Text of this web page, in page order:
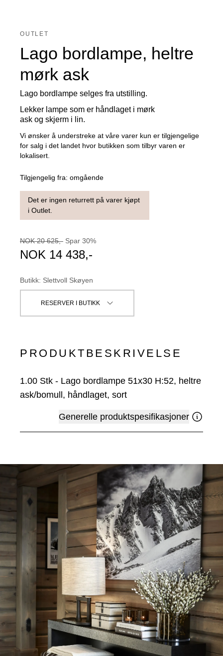
OUTLET
Lago bordlampe, heltre
mørk ask
Lago bordlampe selges fra utstilling.
Lekker lampe som er håndlaget i mørk
ask og skjerm i lin.
Vi ønsker å understreke at våre varer kun er tilgjengelige
for salg i det landet hvor butikken som tilbyr varen er
lokalisert.
Tilgjengelig fra: omgående
Det er ingen returrett på varer kjøpt
i Outlet.
NOK 20 625,- Spar 30%
NOK 14 438,-
Butikk: Slettvoll Skøyen
RESERVER I BUTIKK
PRODUKTBESKRIVELSE
1.00 Stk - Lago bordlampe 51x30 H:52, heltre
ask/bomull, håndlaget, sort
Generelle produktspesifikasjoner